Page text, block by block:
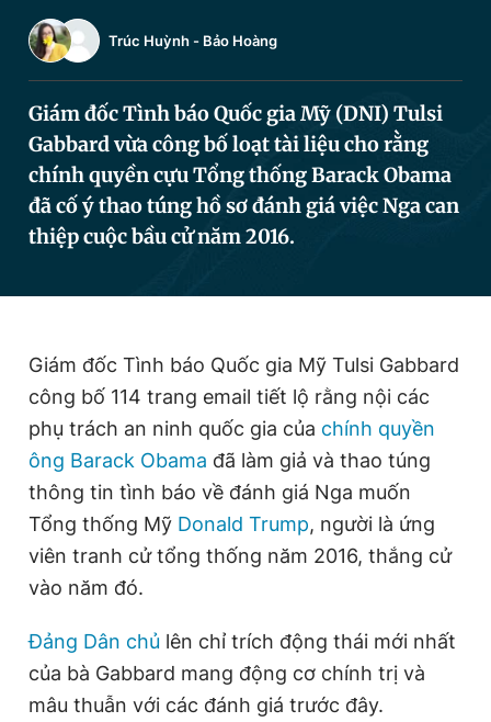
Thông tin tòa soạn
Đọc Thanh Niên trên điện thoại
Theo dõi báo trên
Hotline
0906 645 777
Liên hệ quảng cáo
0908 780 404
Đặt báo Quảng cáo RSS Chính sách bảo
Tổng biên tập: Nguyễn Ngọc Toàn
Phó tổng biên tập thường trực: Hải Thành
Phó tổng biên tập: Lâm Hiếu Dũng
Tổng thư ký tòa soạn: Đức Trung
Giấy phép xuất bản số 110/GP - BTTTT cấp ngày 24.3.2020
© 2003-2026 Bản quyền thuộc về Báo Thanh Niên. Cấm sao
chép dưới mọi hình thức nếu không có sự chấp thuận bằng văn
Trúc Huỳnh - Bảo Hoàng
Giám đốc Tình báo Quốc gia Mỹ (DNI) Tulsi
Gabbard vừa công bố loạt tài liệu cho rằng
chính quyền cựu Tổng thống Barack Obama
đã cố ý thao túng hồ sơ đánh giá việc Nga can
thiệp cuộc bầu cử năm 2016.
Giám đốc Tình báo Quốc gia Mỹ Tulsi Gabbard
công bố 114 trang email tiết lộ rằng nội các
phụ trách an ninh quốc gia của chính quyền
ông Barack Obama đã làm giả và thao túng
thông tin tình báo về đánh giá Nga muốn
Tổng thống Mỹ Donald Trump, người là ứng
viên tranh cử tổng thống năm 2016, thắng cử
vào năm đó.
Đảng Dân chủ lên chỉ trích động thái mới nhất
của bà Gabbard mang động cơ chính trị và
mâu thuẫn với các đánh giá trước đây.